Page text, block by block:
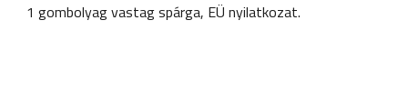
1 gombolyag vastag spárga, EÜ nyilatkozat.